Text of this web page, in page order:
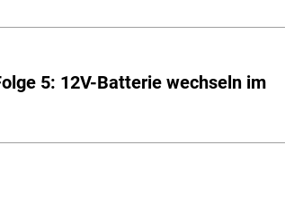
5: 12V-Batterie wechseln im